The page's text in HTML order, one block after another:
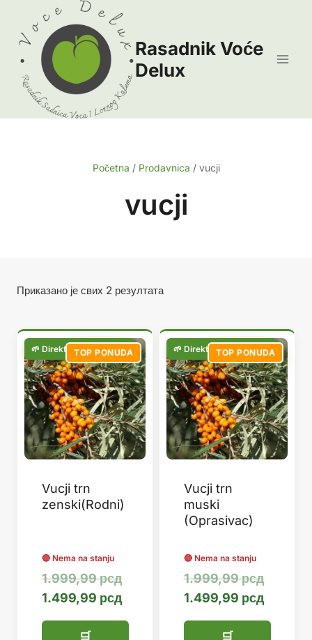
content
Rasadnik Voće
Delux
Početna / Prodavnica / vucji
vucji
Приказано је свих 2 резултатаСортирано
популарности
TOP PONUDA
Vucji trn
zenski(Rodni)
1.999,99рсдОригинална
цена
1.499,99 рсдТренутна
TOP PONUDA
Vucji trn
muski
(Oprasivac)
1.999,99рсд
цена
1.499,99 рсд